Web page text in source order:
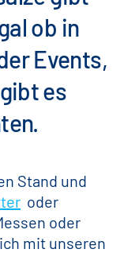
ob in
Events,
es
Stand und
oder
oder
mit unseren